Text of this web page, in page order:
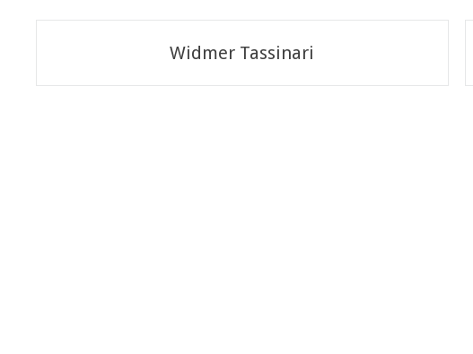
articoli
Widmer Tassinari